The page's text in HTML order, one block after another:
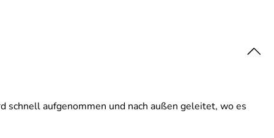
aufgenommen und nach außen geleitet, wo es